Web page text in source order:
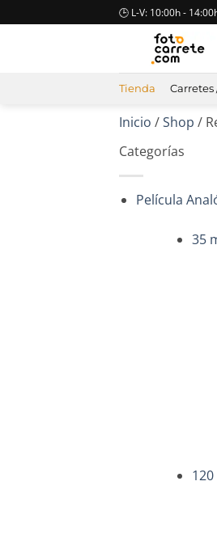
al
🕒 L-V: 10:00h -
Tienda Carretes
Inicio /Shop /
Categorías
Película
35